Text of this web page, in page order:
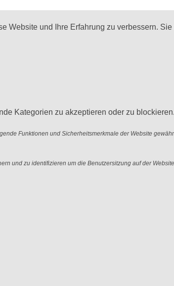
Website und Ihre Erfahrung zu verbessern.
Kategorien zu akzeptieren oder zu blockieren.
Funktionen und Sicherheitsmerkmale der Website
und zu identifizieren um die Benutzersitzung auf der